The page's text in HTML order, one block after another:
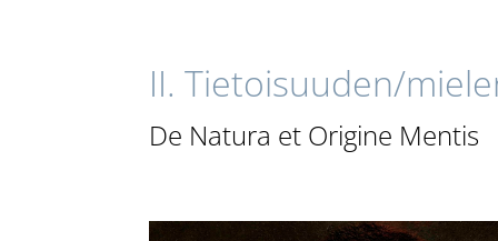
II. Tietoisuuden/
De Natura et Origine Mentis